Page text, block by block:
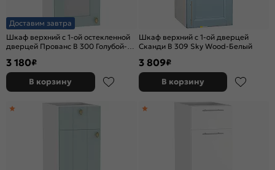
Доставим завтра
Шкаф верхний с 1-ой остекленной
дверцей Прованс В 300 Голубой-
3 180₽
В корзину
Шкаф верхний с 1-ой дверцей
Сканди В 309 Sky Wood-Белый
3 809₽
В корзину